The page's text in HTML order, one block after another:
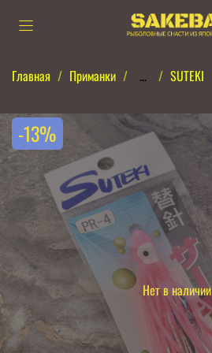
Главная Приманки ... SUTEKI
Нет в наличии
-13%